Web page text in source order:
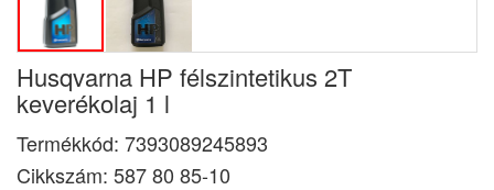
Husqvarna HP félszintetikus 2T
keverékolaj 1 l
Termékkód: 7393089245893
Cikkszám: 587 80 85-10